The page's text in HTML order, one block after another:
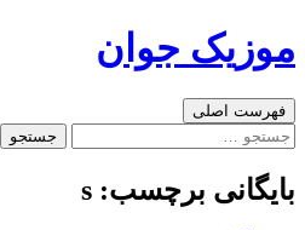
به
موزیک جوان
جست‌وجو
فهرست اصلی
جستجو
بایگانی برچسب: s